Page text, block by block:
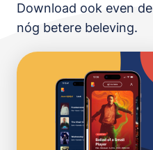
Download ook even de
nóg betere beleving.